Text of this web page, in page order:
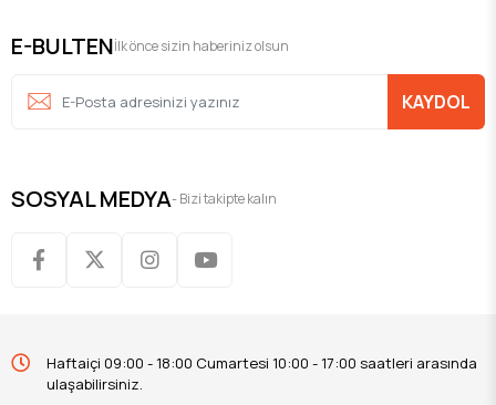
E-BULTENİlk önce sizin haberiniz olsun
KAYDOL
SOSYAL MEDYA- Bizi takipte kalın
Haftaiçi 09:00 - 18:00 Cumartesi 10:00 - 17:00 saatleri arasında
ulaşabilirsiniz.